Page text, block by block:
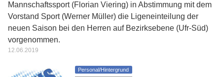
Mannschaftssport (Florian Viering) in Abstimmung mit dem
Vorstand Sport (Werner Müller) die Ligeneinteilung der
neuen Saison bei den Herren auf Bezirksebene (Ufr-Süd)
vorgenommen.
12.06.2019
Personal/Hintergrund